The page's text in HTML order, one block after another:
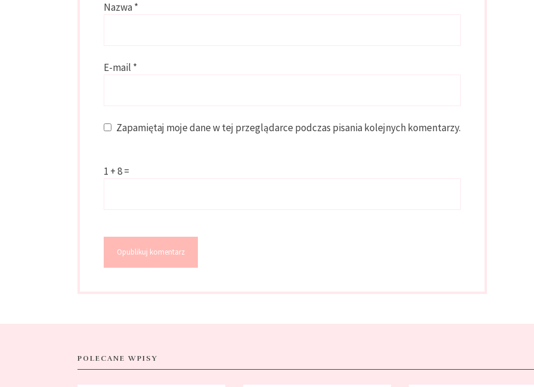
Nazwa*
E-mail *
Zapamiętaj moje dane w tej przeglądarce podczas pisania kolejnych komentarzy.
1 + 8 =
POLECANE WPISY